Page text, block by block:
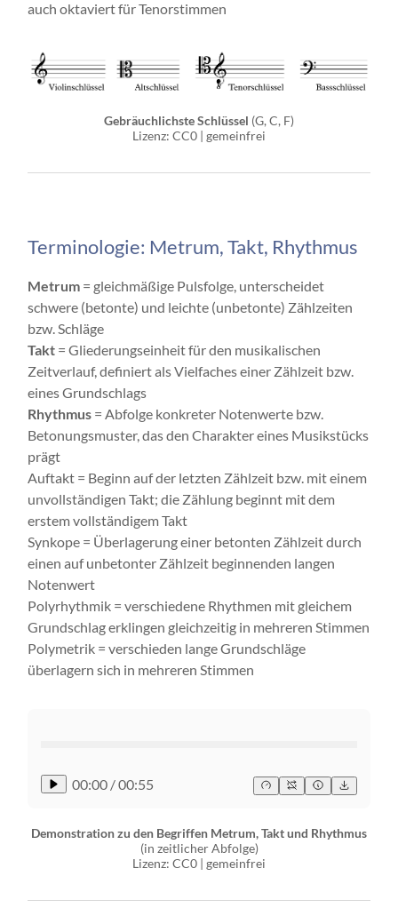
auch oktaviert für Tenorstimmen
Gebräuchlichste Schlüssel (G, C, F)
Lizenz: CC0 | gemeinfrei
Terminologie: Metrum, Takt, Rhythmus
Metrum = gleichmäßige Pulsfolge, unterscheidet
schwere (betonte) und leichte (unbetonte) Zählzeiten
bzw. Schläge
Takt = Gliederungseinheit für den musikalischen
Zeitverlauf, definiert als Vielfaches einer Zählzeit bzw.
eines Grundschlags
Rhythmus = Abfolge konkreter Notenwerte bzw.
Betonungsmuster, das den Charakter eines Musikstücks
prägt
Auftakt = Beginn auf der letzten Zählzeit bzw. mit einem
unvollständigen Takt; die Zählung beginnt mit dem
erstem vollständigem Takt
Synkope = Überlagerung einer betonten Zählzeit durch
einen auf unbetonter Zählzeit beginnenden langen
Notenwert
Polyrhythmik = verschiedene Rhythmen mit gleichem
Grundschlag erklingen gleichzeitig in mehreren Stimmen
Polymetrik = verschieden lange Grundschläge
überlagern sich in mehreren Stimmen
00:00 /00:55
Demonstration zu den Begriffen Metrum, Takt und Rhythmus
(in zeitlicher Abfolge)
Lizenz: CC0 | gemeinfrei